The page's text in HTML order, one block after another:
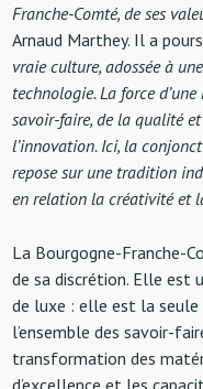
Franche-Comté, de ses
Arnaud Marthey. Il a
vraie culture, adossée à
technologie. La force
savoir-faire, de la qualité
l’innovation. Ici, la
repose sur une tradition
en relation la créativité et
La Bourgogne-Franche-
de sa discrétion. Elle est
de luxe : elle est la seule
l’ensemble des savoir-
transformation des